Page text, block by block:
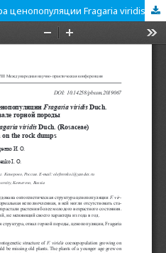
Онтогенетическая структура ценопопуляции Fragaria viridis Duch. (Rosaceae) на отвале горной породы